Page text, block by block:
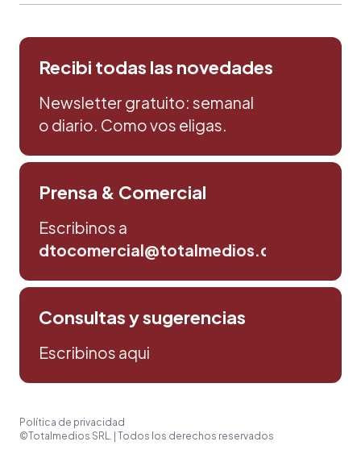
Recibi todas las novedades
Newsletter gratuito: semanal
o diario. Como vos eligas.
Prensa & Comercial
Escribinos a
dtocomercial@totalmedios.com
Consultas y sugerencias
Escribinos aqui
Política de privacidad
©Totalmedios SRL. | Todos los derechos reservados